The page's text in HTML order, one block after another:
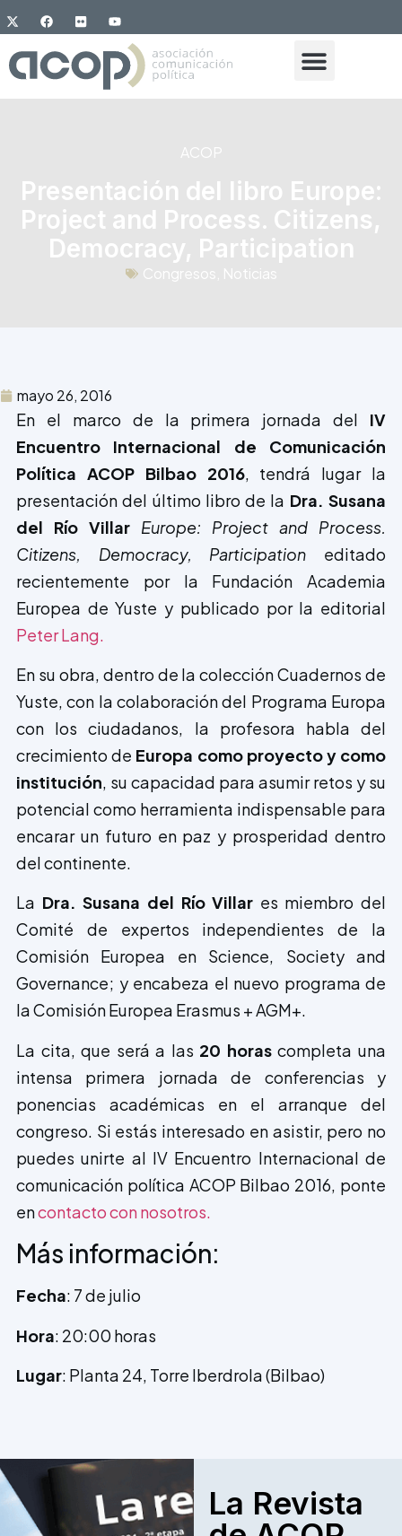
ACOP
Presentación del libro Europe:
Project and Process. Citizens,
Democracy, Participation
Congresos Noticias
mayo 26, 2016
En el marco de la primera jornada del IV
Encuentro Internacional de Comunicación
Política ACOP Bilbao 2016, tendrá lugar la
presentación del último libro de la Dra. Susana
del Río Villar Europe: Project and Process.
Citizens, Democracy, Participation editado
recientemente por la Fundación Academia
Europea de Yuste y publicado por la editorial
Peter Lang.
En su obra, dentro de la colección Cuadernos de
Yuste, con la colaboración del Programa Europa
con los ciudadanos, la profesora habla del
crecimiento de Europa como proyecto y como
institución, su capacidad para asumir retos y su
potencial como herramienta indispensable para
encarar un futuro en paz y prosperidad dentro
del continente.
La Dra. Susana del Río Villar es miembro del
Comité de expertos independientes de la
Comisión Europea en Science, Society and
Governance; y encabeza el nuevo programa de
la Comisión Europea Erasmus + AGM+.
La cita, que será a las 20 horascompleta una
intensa primera jornada de conferencias y
ponencias académicas en el arranque del
congreso. Si estás interesado en asistir, pero no
puedes unirte al IV Encuentro Internacional de
comunicación política ACOP Bilbao 2016, ponte
encontacto con nosotros.
Más información:
Fecha: 7 de julio
Hora: 20:00 horas
Lugar: Planta 24, Torre Iberdrola (Bilbao)
La Revista